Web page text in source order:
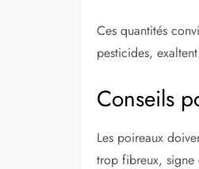
Ces quantités
pesticides,
Conseils
Les poireaux
trop fibreux, signe